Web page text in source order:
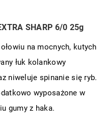
SHARP 6/0 25g
na mocnych, kutych
łuk kolankowy
niweluje spinanie się ryb.
wyposażone w
gumy z haka.